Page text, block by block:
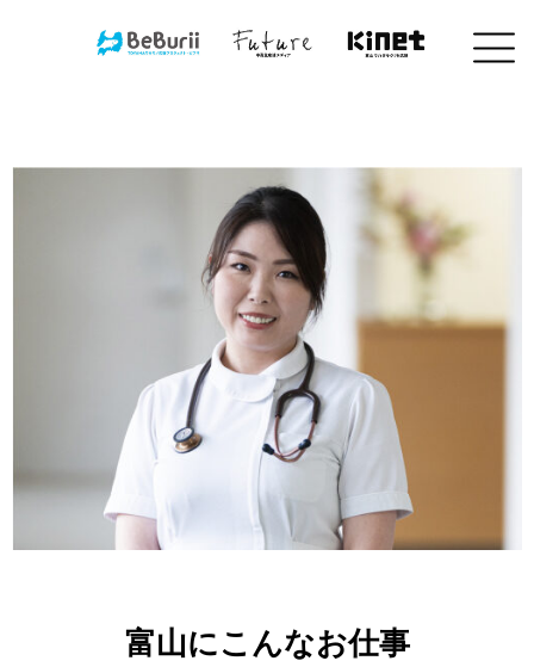
ス
富山にこんなお仕事